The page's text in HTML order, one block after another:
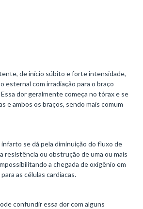
de início súbito e forte intensidade,
esternal com irradiação para o braço
dor geralmente começa no tórax e se
e ambos os braços, sendo mais comum
se dá pela diminuição do fluxo de
resistência ou obstrução de uma ou mais
a chegada de oxigênio em
as células cardíacas.
confundir essa dor com alguns